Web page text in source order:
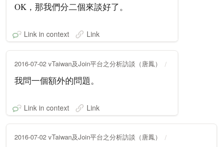
OK，那我們分二個來談好了。
Link in context Link
2016-07-02 vTaiwan及Join平台之分析訪談（唐鳳）
我問一個額外的問題。
Link in context Link
2016-07-02 vTaiwan及Join平台之分析訪談（唐鳳）